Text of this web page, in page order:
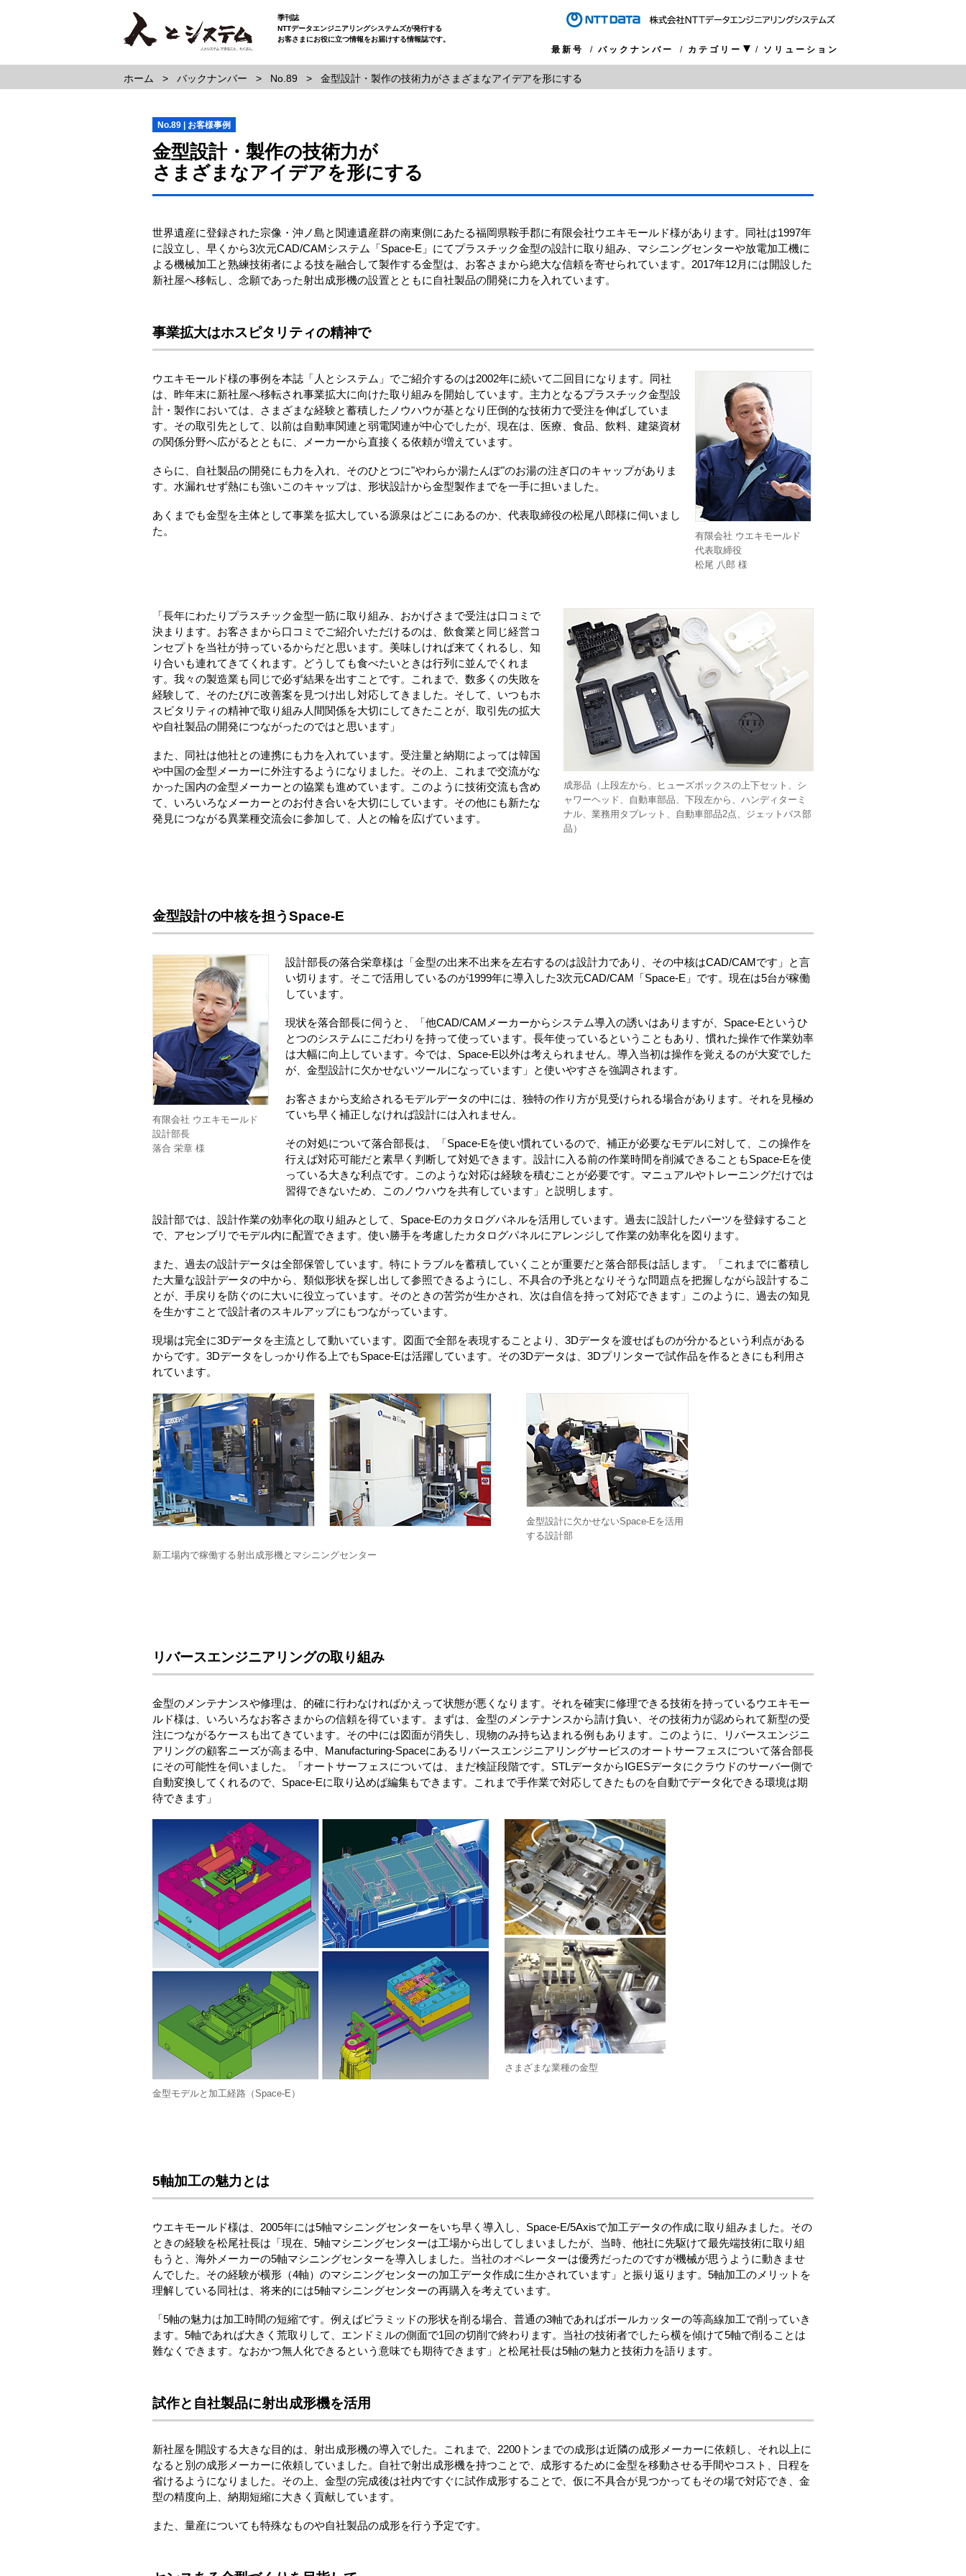
季刊誌
NTTデータエンジニアリングシステムズが発行する
お客さまにお役に立つ情報をお届けする情報誌です。
最新号 バックナンバー カテゴリー ソリューション
ホーム バックナンバー No.89 金型設計・製作の技術力がさまざまなアイデアを形にする
No.89 | お客様事例
金型設計・製作の技術力が
さまざまなアイデアを形にする
世界遺産に登録された宗像・沖ノ島と関連遺産群の南東側にあたる福岡県鞍手郡に有限会社ウエキモールド様があります。同社は1997年
に設立し、早くから3次元CAD/CAMシステム「Space-E」にてプラスチック金型の設計に取り組み、マシニングセンターや放電加工機に
よる機械加工と熟練技術者による技を融合して製作する金型は、お客さまから絶大な信頼を寄せられています。2017年12月には開設した
新社屋へ移転し、念願であった射出成形機の設置とともに自社製品の開発に力を入れています。
事業拡大はホスピタリティの精神で
有限会社 ウエキモールド
代表取締役
松尾 八郎 様
ウエキモールド様の事例を本誌「人とシステム」でご紹介するのは2002年に続いて二回目になります。同社
は、昨年末に新社屋へ移転され事業拡大に向けた取り組みを開始しています。主力となるプラスチック金型設
計・製作においては、さまざまな経験と蓄積したノウハウが基となり圧倒的な技術力で受注を伸ばしていま
す。その取引先として、以前は自動車関連と弱電関連が中心でしたが、現在は、医療、食品、飲料、建築資材
の関係分野へ広がるとともに、メーカーから直接くる依頼が増えています。
さらに、自社製品の開発にも力を入れ、そのひとつに"やわらか湯たんぽ"のお湯の注ぎ口のキャップがありま
す。水漏れせず熱にも強いこのキャップは、形状設計から金型製作までを一手に担いました。
あくまでも金型を主体として事業を拡大している源泉はどこにあるのか、代表取締役の松尾八郎様に伺いまし
た。
成形品（上段左から、ヒューズボックスの上下セット、シ
ャワーヘッド、自動車部品、下段左から、ハンディターミ
ナル、業務用タブレット、自動車部品2点、ジェットバス部
品）
「長年にわたりプラスチック金型一筋に取り組み、おかげさまで受注は口コミで
決まります。お客さまから口コミでご紹介いただけるのは、飲食業と同じ経営コ
ンセプトを当社が持っているからだと思います。美味しければ来てくれるし、知
り合いも連れてきてくれます。どうしても食べたいときは行列に並んでくれま
す。我々の製造業も同じで必ず結果を出すことです。これまで、数多くの失敗を
経験して、そのたびに改善案を見つけ出し対応してきました。そして、いつもホ
スピタリティの精神で取り組み人間関係を大切にしてきたことが、取引先の拡大
や自社製品の開発につながったのではと思います」
また、同社は他社との連携にも力を入れています。受注量と納期によっては韓国
や中国の金型メーカーに外注するようになりました。その上、これまで交流がな
かった国内の金型メーカーとの協業も進めています。このように技術交流も含め
て、いろいろなメーカーとのお付き合いを大切にしています。その他にも新たな
発見につながる異業種交流会に参加して、人との輪を広げています。
金型設計の中核を担うSpace-E
有限会社 ウエキモールド
設計部長
落合 栄章 様
設計部長の落合栄章様は「金型の出来不出来を左右するのは設計力であり、その中核はCAD/CAMです」と言
い切ります。そこで活用しているのが1999年に導入した3次元CAD/CAM「Space-E」です。現在は5台が稼働
しています。
現状を落合部長に伺うと、「他CAD/CAMメーカーからシステム導入の誘いはありますが、Space-Eというひ
とつのシステムにこだわりを持って使っています。長年使っているということもあり、慣れた操作で作業効率
は大幅に向上しています。今では、Space-E以外は考えられません。導入当初は操作を覚えるのが大変でした
が、金型設計に欠かせないツールになっています」と使いやすさを強調されます。
お客さまから支給されるモデルデータの中には、独特の作り方が見受けられる場合があります。それを見極め
ていち早く補正しなければ設計には入れません。
その対処について落合部長は、「Space-Eを使い慣れているので、補正が必要なモデルに対して、この操作を
行えば対応可能だと素早く判断して対処できます。設計に入る前の作業時間を削減できることもSpace-Eを使
っている大きな利点です。このような対応は経験を積むことが必要です。マニュアルやトレーニングだけでは
習得できないため、このノウハウを共有しています」と説明します。
設計部では、設計作業の効率化の取り組みとして、Space-Eのカタログパネルを活用しています。過去に設計したパーツを登録すること
で、アセンブリでモデル内に配置できます。使い勝手を考慮したカタログパネルにアレンジして作業の効率化を図ります。
また、過去の設計データは全部保管しています。特にトラブルを蓄積していくことが重要だと落合部長は話します。「これまでに蓄積し
た大量な設計データの中から、類似形状を探し出して参照できるようにし、不具合の予兆となりそうな問題点を把握しながら設計するこ
とが、手戻りを防ぐのに大いに役立っています。そのときの苦労が生かされ、次は自信を持って対応できます」このように、過去の知見
を生かすことで設計者のスキルアップにもつながっています。
現場は完全に3Dデータを主流として動いています。図面で全部を表現することより、3Dデータを渡せばものが分かるという利点がある
からです。3Dデータをしっかり作る上でもSpace-Eは活躍しています。その3Dデータは、3Dプリンターで試作品を作るときにも利用さ
れています。
新工場内で稼働する射出成形機とマシニングセンター
金型設計に欠かせないSpace-Eを活用
する設計部
リバースエンジニアリングの取り組み
金型のメンテナンスや修理は、的確に行わなければかえって状態が悪くなります。それを確実に修理できる技術を持っているウエキモー
ルド様は、いろいろなお客さまからの信頼を得ています。まずは、金型のメンテナンスから請け負い、その技術力が認められて新型の受
注につながるケースも出てきています。その中には図面が消失し、現物のみ持ち込まれる例もあります。このように、リバースエンジニ
アリングの顧客ニーズが高まる中、Manufacturing-Spaceにあるリバースエンジニアリングサービスのオートサーフェスについて落合部長
にその可能性を伺いました。「オートサーフェスについては、まだ検証段階です。STLデータからIGESデータにクラウドのサーバー側で
自動変換してくれるので、Space-Eに取り込めば編集もできます。これまで手作業で対応してきたものを自動でデータ化できる環境は期
待できます」
金型モデルと加工経路（Space-E）
さまざまな業種の金型
5軸加工の魅力とは
ウエキモールド様は、2005年には5軸マシニングセンターをいち早く導入し、Space-E/5Axisで加工データの作成に取り組みました。その
ときの経験を松尾社長は「現在、5軸マシニングセンターは工場から出してしまいましたが、当時、他社に先駆けて最先端技術に取り組
もうと、海外メーカーの5軸マシニングセンターを導入しました。当社のオペレーターは優秀だったのですが機械が思うように動きませ
んでした。その経験が横形（4軸）のマシニングセンターの加工データ作成に生かされています」と振り返ります。5軸加工のメリットを
理解している同社は、将来的には5軸マシニングセンターの再購入を考えています。
「5軸の魅力は加工時間の短縮です。例えばピラミッドの形状を削る場合、普通の3軸であればボールカッターの等高線加工で削っていき
ます。5軸であれば大きく荒取りして、エンドミルの側面で1回の切削で終わります。当社の技術者でしたら横を傾けて5軸で削ることは
難なくできます。なおかつ無人化できるという意味でも期待できます」と松尾社長は5軸の魅力と技術力を語ります。
試作と自社製品に射出成形機を活用
新社屋を開設する大きな目的は、射出成形機の導入でした。これまで、2200トンまでの成形は近隣の成形メーカーに依頼し、それ以上に
なると別の成形メーカーに依頼していました。自社で射出成形機を持つことで、成形するために金型を移動させる手間やコスト、日程を
省けるようになりました。その上、金型の完成後は社内ですぐに試作成形することで、仮に不具合が見つかってもその場で対応でき、金
型の精度向上、納期短縮に大きく貢献しています。
また、量産についても特殊なものや自社製品の成形を行う予定です。